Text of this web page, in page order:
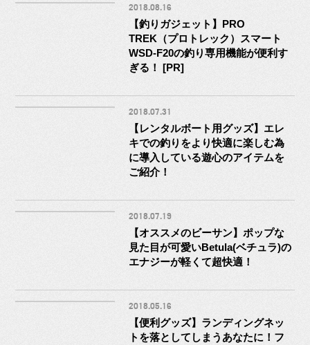
2018.08.16
【釣りガジェット】PRO
TREK（プロトレック）スマート
WSD-F20の釣り専用機能が便利す
ぎる！ [PR]
2018.07.31
【レンタルボート用グッズ】エレ
キでの釣りをより快適に楽しむ為
に導入している遊心のアイテムを
ご紹介！
2018.07.19
【オススメのビーサン】ポップな
見た目が可愛いBetula(ベチュラ)の
エナジーが軽くて超快適！
2018.05.16
【便利グッズ】ランディングネッ
トを落としてしまうあなたに！フ